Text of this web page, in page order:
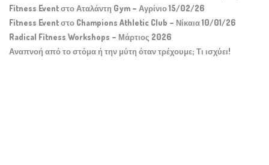
Fitness Event στο Αταλάντη Gym – Αγρίνιο 15/02/26
Fitness Event στο Champions Athletic Club – Νίκαια 10/01/26
Radical Fitness Workshops – Μάρτιος 2026
Αναπνοή από το στόμα ή την μύτη όταν τρέχουμε; Τι ισχύει!